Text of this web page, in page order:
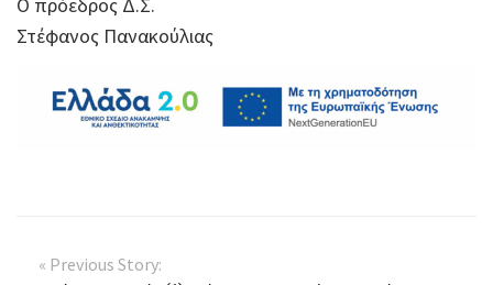
Ο πρόεδρος Δ.Σ.
Στέφανος Πανακούλιας
« Previous Story: